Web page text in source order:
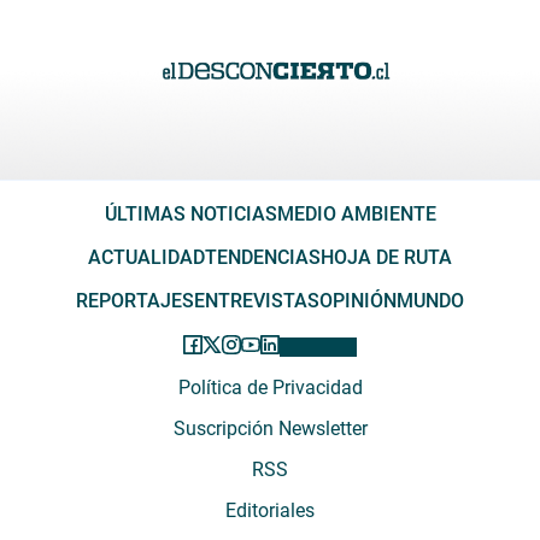
ÚLTIMAS NOTICIASMEDIO AMBIENTE
ACTUALIDADTENDENCIASHOJA DE RUTA
REPORTAJESENTREVISTASOPINIÓNMUNDO
Política de Privacidad
Suscripción Newsletter
RSS
Editoriales